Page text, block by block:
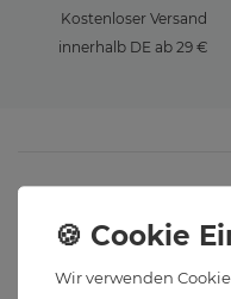
Wir verwenden
Kostenloser Versand
innerhalb DE ab 29 €
So können Sie bezahlen